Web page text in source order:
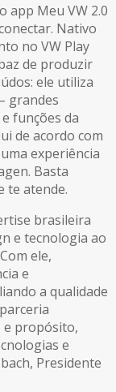
app Meu VW 2.0
Nativo
no VW Play
de produzir
ele utiliza
grandes
funções da
de acordo com
experiência
Basta
te atende.
brasileira
e tecnologia ao
ele,
e
a qualidade
e propósito,
e
Presidente